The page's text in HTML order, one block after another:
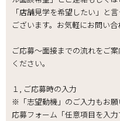
「店舗見学を希望したい」と
ございます。お気軽にお問い合
ご応募～面接までの流れをご
ください。
１, ご応募時の入力
※「志望動機」のご入力もお願
応募フォーム「任意項目を入力